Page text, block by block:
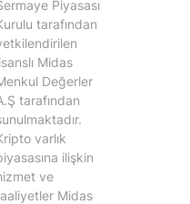
Piyasası
tarafından
Midas
Değerler
tarafından
varlık
ilişkin
ve
Midas